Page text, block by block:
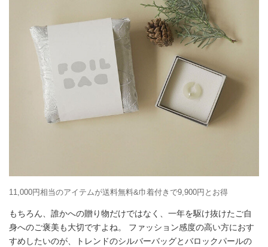
11,000円相当のアイテムが送料無料&巾着付きで9,900円とお得
もちろん、誰かへの贈り物だけではなく、一年を駆け抜けたご自
身へのご褒美も大切ですよね。 ファッション感度の高い方におす
すめしたいのが、トレンドのシルバーバッグとバロックパールの